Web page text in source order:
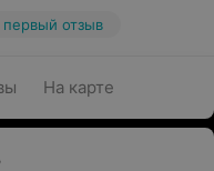
первый отзыв
На карте